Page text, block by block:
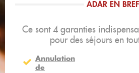
ADAR EN BREF
Ce sont 4 garanties
pour des séjours en
Annulation
de